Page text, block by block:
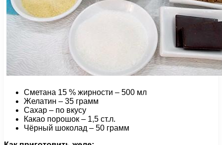
Сметана 15 % жирности – 500 мл
Желатин – 35 грамм
Сахар – по вкусу
Какао порошок – 1,5 ст.л.
Чёрный шоколад – 50 грамм